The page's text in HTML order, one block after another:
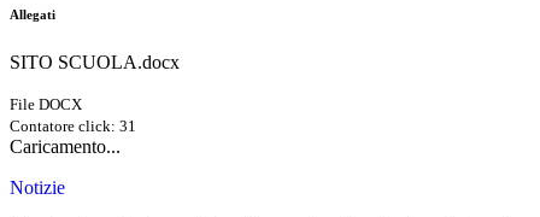
Allegati
SITO SCUOLA.docx
File DOCX
Contatore click: 31
Caricamento...
Notizie